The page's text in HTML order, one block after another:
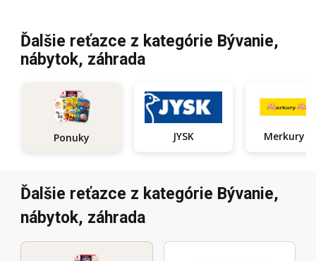
Ďalšie reťazce z kategórie Bývanie,
nábytok, záhrada
Ponuky JYSK
Ďalšie reťazce z kategórie Bývanie,
nábytok, záhrada